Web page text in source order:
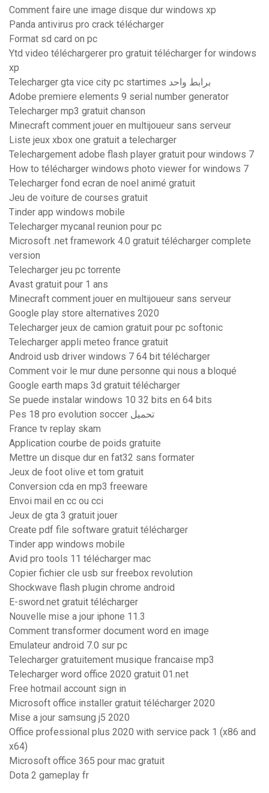
Comment faire une image disque dur windows xp
Panda antivirus pro crack télécharger
Format sd card on pc
Ytd video téléchargerer pro gratuit télécharger for windows
xp
Telecharger gta vice city pc startimes برابط واحد
Adobe premiere elements 9 serial number generator
Telecharger mp3 gratuit chanson
Minecraft comment jouer en multijoueur sans serveur
Liste jeux xbox one gratuit a telecharger
Telechargement adobe flash player gratuit pour windows 7
How to télécharger windows photo viewer for windows 7
Telecharger fond ecran de noel animé gratuit
Jeu de voiture de courses gratuit
Tinder app windows mobile
Telecharger mycanal reunion pour pc
Microsoft .net framework 4.0 gratuit télécharger complete
version
Telecharger jeu pc torrente
Avast gratuit pour 1 ans
Minecraft comment jouer en multijoueur sans serveur
Google play store alternatives 2020
Telecharger jeux de camion gratuit pour pc softonic
Telecharger appli meteo france gratuit
Android usb driver windows 7 64 bit télécharger
Comment voir le mur dune personne qui nous a bloqué
Google earth maps 3d gratuit télécharger
Se puede instalar windows 10 32 bits en 64 bits
Pes 18 pro evolution soccer تحميل
France tv replay skam
Application courbe de poids gratuite
Mettre un disque dur en fat32 sans formater
Jeux de foot olive et tom gratuit
Conversion cda en mp3 freeware
Envoi mail en cc ou cci
Jeux de gta 3 gratuit jouer
Create pdf file software gratuit télécharger
Tinder app windows mobile
Avid pro tools 11 télécharger mac
Copier fichier cle usb sur freebox revolution
Shockwave flash plugin chrome android
E-sword.net gratuit télécharger
Nouvelle mise a jour iphone 11.3
Comment transformer document word en image
Emulateur android 7.0 sur pc
Telecharger gratuitement musique francaise mp3
Telecharger word office 2020 gratuit 01.net
Free hotmail account sign in
Microsoft office installer gratuit télécharger 2020
Mise a jour samsung j5 2020
Office professional plus 2020 with service pack 1 (x86 and
x64)
Microsoft office 365 pour mac gratuit
Dota 2 gameplay fr